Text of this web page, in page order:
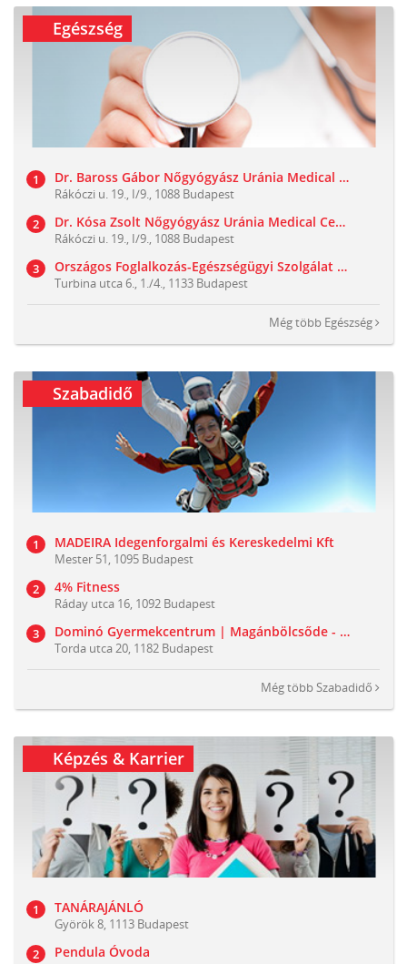
Egészség
Dr. Baross Gábor Nőgyógyász Uránia Medical Center
Rákóczi u. 19., I/9., 1088 Budapest
Dr. Kósa Zsolt Nőgyógyász Uránia Medical Center
Rákóczi u. 19., I/9., 1088 Budapest
Országos Foglalkozás-Egészségügyi Szolgálat Kft.
Turbina utca 6., 1./4., 1133 Budapest
Még több Egészség
Szabadidő
MADEIRA Idegenforgalmi és Kereskedelmi Kft
Mester 51, 1095 Budapest
4% Fitness
Ráday utca 16, 1092 Budapest
Dominó Gyermekcentrum | Magánbölcsőde - Családi Játszóház
Torda utca 20, 1182 Budapest
Még többSzabadidő
Képzés & Karrier
TANÁRAJÁNLÓ
Györök 8, 1113 Budapest
Pendula Óvoda